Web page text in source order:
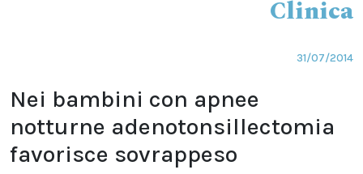
Clinica
31/07/2014
Nei bambini con apnee
notturne adenotonsillectomia
favorisce sovrappeso